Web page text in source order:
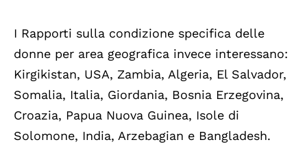
I Rapporti sulla condizione specifica delle
donne per area geografica invece interessano:
Kirgikistan, USA, Zambia, Algeria, El Salvador,
Somalia, Italia, Giordania, Bosnia Erzegovina,
Croazia, Papua Nuova Guinea, Isole di
Solomone, India, Arzebagian e Bangladesh.